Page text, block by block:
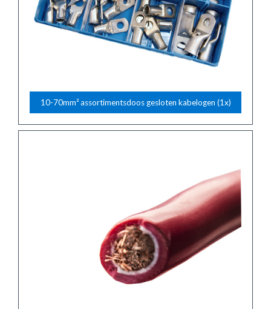
10-70mm² assortimentsdoos gesloten kabelogen (1x)